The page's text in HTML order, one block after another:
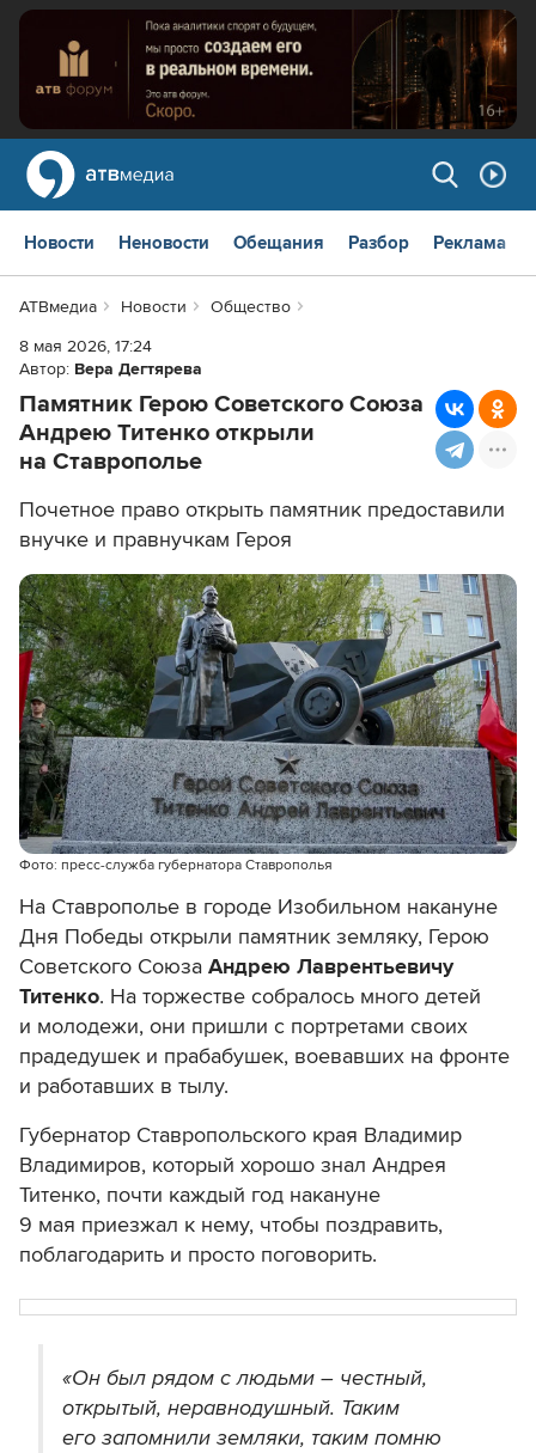
Новости Неновости Обещания Разбор Реклама
АТВмедиа Новости
Общество
8 мая 2026, 17:24
Автор: Вера Дегтярева
Памятник Герою Советского Союза
Андрею Титенко открыли
на Ставрополье
Почетное право открыть памятник предоставили
внучке и правнучкам Героя
Фото: пресс-служба губернатора Ставрополья
На Ставрополье в городе Изобильном накануне
Дня Победы открыли памятник земляку, Герою
Советского Союза Андрею Лаврентьевичу
Титенко. На торжестве собралось много детей
и молодежи, они пришли с портретами своих
прадедушек и прабабушек, воевавших на фронте
и работавших в тылу.
Губернатор Ставропольского края Владимир
Владимиров, который хорошо знал Андрея
Титенко, почти каждый год накануне
9 мая приезжал к нему, чтобы поздравить,
поблагодарить и просто поговорить.
«Он был рядом с людьми – честный,
открытый, неравнодушный. Таким
его запомнили земляки, таким помню